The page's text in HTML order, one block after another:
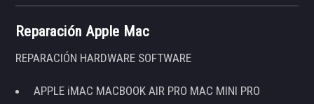
Reparación Apple Mac
REPARACIÓN HARDWARE SOFTWARE
APPLE iMAC MACBOOK AIR PRO MAC MINI PRO